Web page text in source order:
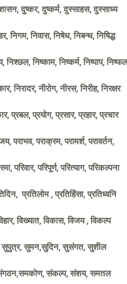
दुष्कर, दुष्कर्म, दुस्साहस, दुस्साध्य
निगम, निवास, निषेध, निबन्ध, निषिद्ध
निश्छल, निष्काम, निष्कर्म, निष्पाप, निष्फल
निरादर, नीरोग, नीरस, निरीह, निरक्षर
प्रबल, प्रयोग, प्रसार, प्रहार, प्रचार
पराभव, पराक्रम, परामर्श, परावर्तन,
परिवार, परिपूर्ण, परित्याग, परिकल्पना
प्रतिलोम , प्रतिहिंसा, प्रतिध्वनि
विख्यात, विकास, विजय , विकल्प
सुपुत्र, सुमन,सुदिन, सुसंगत, सुशील
संकल्प, संशय, समतल